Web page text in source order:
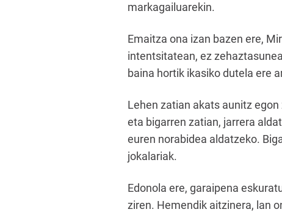
markagailuarekin.
Emaitza ona izan bazen ere,
intentsitatean, ez
baina hortik ikasiko dutela ere
Lehen zatian akats aunitz
eta bigarren zatian, jarrera
euren norabidea aldatzeko.
jokalariak.
Edonola ere, garaipena
ziren. Hemendik aitzinera, lan